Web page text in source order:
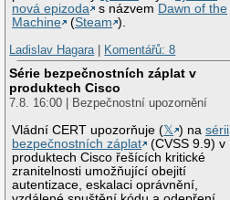
nová epizoda
s názvem Dawn of the
Machine
(Steam ).
Ladislav Hagara | Komentářů: 8
Série bezpečnostních záplat v
produktech Cisco
7.8. 16:00 | Bezpečnostní upozornění
Vládní CERT upozorňuje (𝕏 ) nasérii
bezpečnostních záplat
(CVSS 9.9) v
produktech Cisco řešících kritické
zranitelnosti umožňující obejití
autentizace, eskalaci oprávnění,